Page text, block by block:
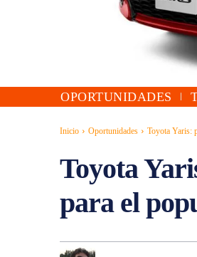
OPORTUNIDADES
Inicio Oportunidades Toyota Yaris:
Toyota
para el